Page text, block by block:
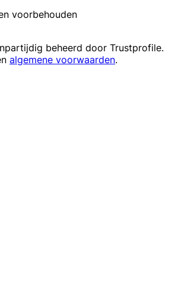
voorbehouden
beheerd door Trustprofile.
algemene voorwaarden.